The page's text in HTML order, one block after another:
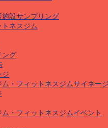
設サンプリング
トネスジム
ング
ジ
・フィットネスジムサイネー
・フィットネスジムイベント